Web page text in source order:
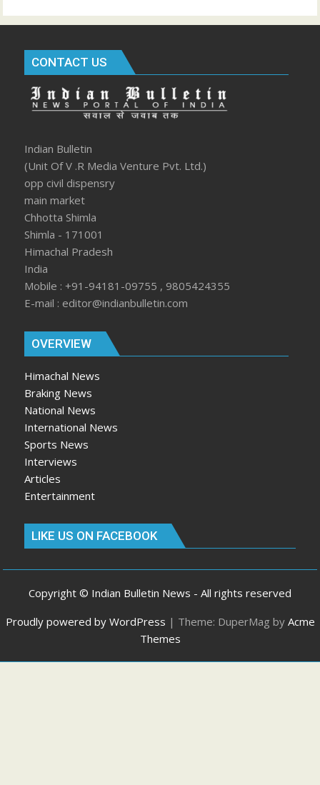
CONTACT US
Indian Bulletin
(Unit Of V .R Media Venture Pvt. Ltd.)
opp civil dispensry
main market
Chhotta Shimla
Shimla - 171001
Himachal Pradesh
India
Mobile : +91-94181-09755 , 9805424355
E-mail : editor@indianbulletin.com
OVERVIEW
Himachal News
Braking News
National News
International News
Sports News
Interviews
Articles
Entertainment
LIKE US ON FACEBOOK
Copyright © Indian Bulletin News - All rights reserved
Proudly powered by WordPress | Theme: DuperMag by Acme
Themes